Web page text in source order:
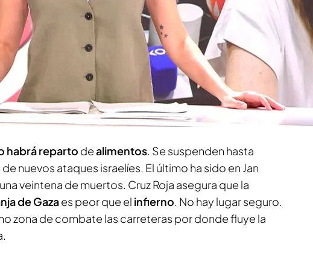
ha defendido que lo hacía en nombre propio y no
comparecencia ante los medios. Pero la sorpresa ha
el
encontronazo que ha protagonizado ella,Víctor
Javier Pérez Dolset
. El nexo corruptor de
para echarle en cara a
Leire Díez
las amenazas que está
se suspende en Gaza
habrá reparto dealimentos. Se suspenden hasta
nuevos ataques israelíes. El último ha sido en Jan
veintena de muertos. Cruz Roja asegura que la
de Gazaes peor que el infierno. No hay lugar seguro.
zona de combate las carreteras por donde fluye la